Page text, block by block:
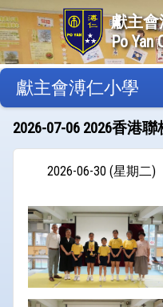
獻主會
Po Yan
獻主會溥仁小學
2026-07-06 2026香港
2026-06-30 (星期二)